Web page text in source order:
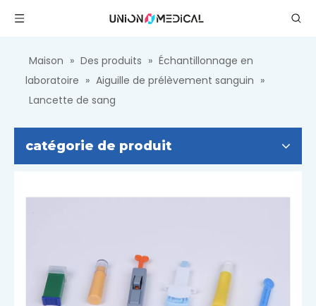
Maison » Des produits » Échantillonnage en
laboratoire » Aiguille de prélèvement sanguin »
Lancette de sang
catégorie de produit